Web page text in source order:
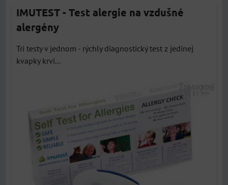
IMUTEST - Test alergie na vzdušné
alergény
Tri testy v jednom - rýchly diagnostický test z jedinej
kvapky krvi...